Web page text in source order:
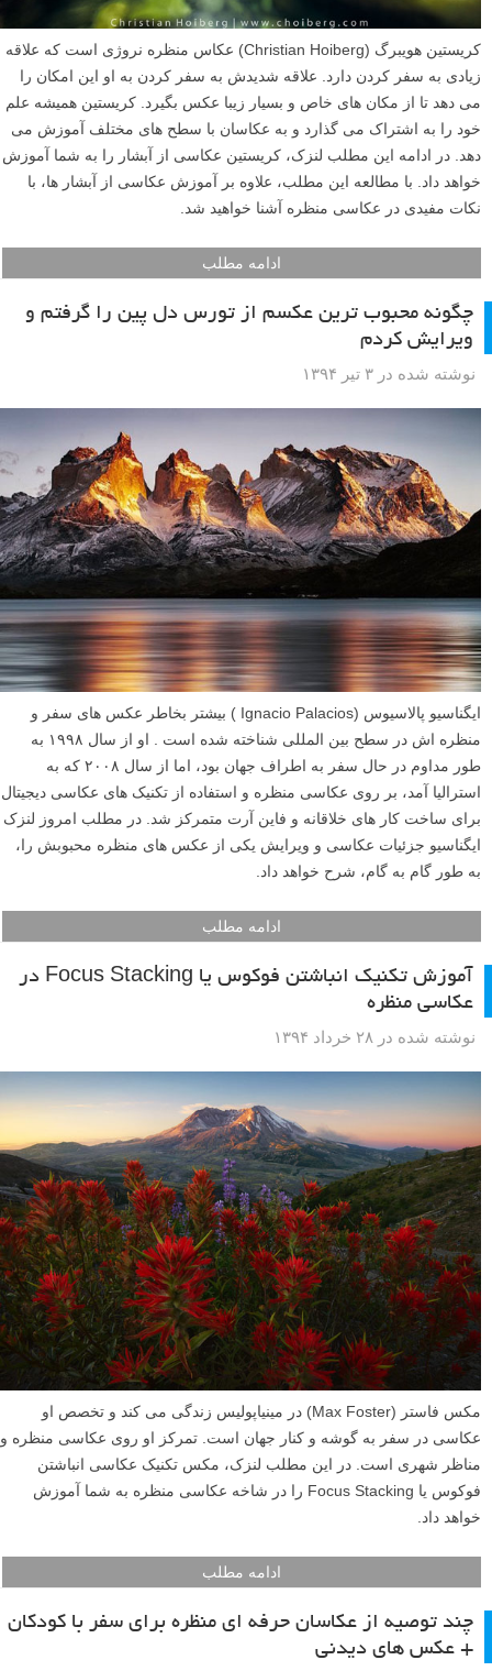
کریستین هویبرگ (Christian Hoiberg) عکاس منظره نروژی است که علاقه
زیادی به سفر کردن دارد. علاقه شدیدش به سفر کردن به او این امکان را
می دهد تا از مکان های خاص و بسیار زیبا عکس بگیرد. کریستین همیشه علم
خود را به اشتراک می گذارد و به عکاسان با سطح های مختلف آموزش می
دهد. در ادامه این مطلب لنزک، کریستین عکاسی از آبشار را به شما آموزش
خواهد داد. با مطالعه این مطلب، علاوه بر آموزش عکاسی از آبشار ها، با
نکات مفیدی در عکاسی منظره آشنا خواهید شد.
ادامه مطلب
چگونه محبوب ترین عکسم از تورس دل پین را گرفتم و
ویرایش کردم
نوشته شده در ۳ تیر ۱۳۹۴
ایگناسیو پالاسیوس (Ignacio Palacios ) بیشتر بخاطر عکس های سفر و
منظره اش در سطح بین المللی شناخته شده است . او از سال ۱۹۹۸ به
طور مداوم در حال سفر به اطراف جهان بود، اما از سال ۲۰۰۸ که به
استرالیا آمد، بر روی عکاسی منظره و استفاده از تکنیک های عکاسی دیجیتال
برای ساخت کار های خلاقانه و فاین آرت متمرکز شد. در مطلب امروز لنزک
ایگناسیو جزئیات عکاسی و ویرایش یکی از عکس های منظره محبوبش را،
به طور گام به گام، شرح خواهد داد.
ادامه مطلب
آموزش تکنیک انباشتن فوکوس یا Focus Stacking در
عکاسی منظره
نوشته شده در ۲۸ خرداد ۱۳۹۴
مکس فاستر (Max Foster) در مینیاپولیس زندگی می کند و تخصص او
عکاسی در سفر به گوشه و کنار جهان است. تمرکز او روی عکاسی منظره و
مناظر شهری است. در این مطلب لنزک، مکس تکنیک عکاسی انباشتن
فوکوس یا Focus Stacking را در شاخه عکاسی منظره به شما آموزش
خواهد داد.
ادامه مطلب
چند توصیه از عکاسان حرفه ای منظره برای سفر با کودکان
+ عکس های دیدنی